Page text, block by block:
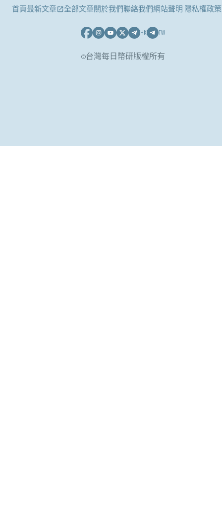
首頁最新文章 全部文章關於我們聯絡我們網站聲明 隱私權政策
HK TW
©台灣每日幣研版權所有